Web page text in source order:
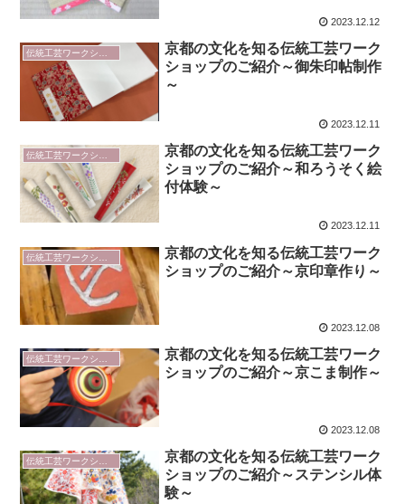
2023.12.12
伝統工芸ワークショップ
京都の文化を知る伝統工芸ワーク
ショップのご紹介～御朱印帖制作
～
2023.12.11
京都の文化を知る伝統工芸ワーク
ショップのご紹介～和ろうそく絵
付体験～
2023.12.11
京都の文化を知る伝統工芸ワーク
ショップのご紹介～京印章作り～
2023.12.08
伝統工芸ワークショップ
京都の文化を知る伝統工芸ワーク
ショップのご紹介～京こま制作～
2023.12.08
京都の文化を知る伝統工芸ワーク
ショップのご紹介～ステンシル体
験～